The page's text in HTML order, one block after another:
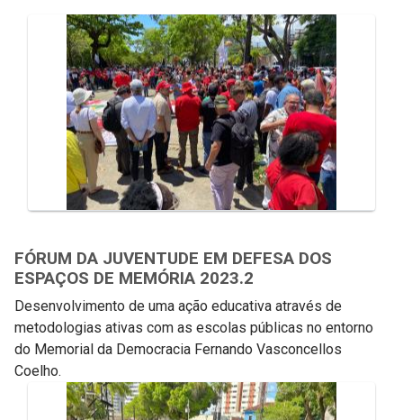
FÓRUM DA JUVENTUDE EM DEFESA DOS
ESPAÇOS DE MEMÓRIA 2023.2
Desenvolvimento de uma ação educativa através de
metodologias ativas com as escolas públicas no entorno
do Memorial da Democracia Fernando Vasconcellos
Coelho.
Galeria de Mídias